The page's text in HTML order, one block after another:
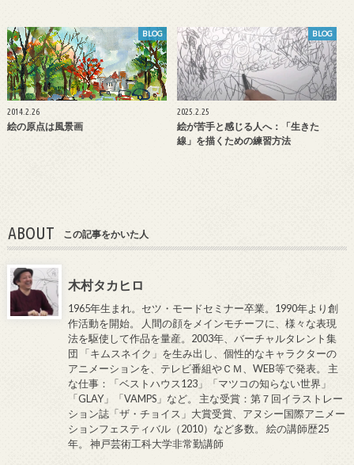
BLOG
2014.2.26
絵の原点は風景画
BLOG
2025.2.25
絵が苦手と感じる人へ：「生きた
線」を描くための練習方法
ABOUT この記事をかいた人
木村タカヒロ
1965年生まれ。セツ・モードセミナー卒業。1990年より創
作活動を開始。 人間の顔をメインモチーフに、様々な表現
法を駆使して作品を量産。2003年、バーチャルタレント集
団 「キムスネイク」を生み出し、個性的なキャラクターの
アニメーションを、テレビ番組やＣＭ、WEB等で発表。 主
な仕事：「ベストハウス123」「マツコの知らない世界」
「GLAY」「VAMPS」など。 主な受賞：第７回イラストレー
ション誌「ザ・チョイス」大賞受賞、アヌシー国際アニメー
ションフェスティバル（2010）など多数。 絵の講師歴25
年。 神戸芸術工科大学非常勤講師